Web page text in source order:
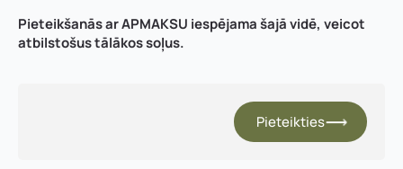
Pieteikšanās ar APMAKSU iespējama šajā vidē, veicot
atbilstošus tālākos soļus.
Pieteikties